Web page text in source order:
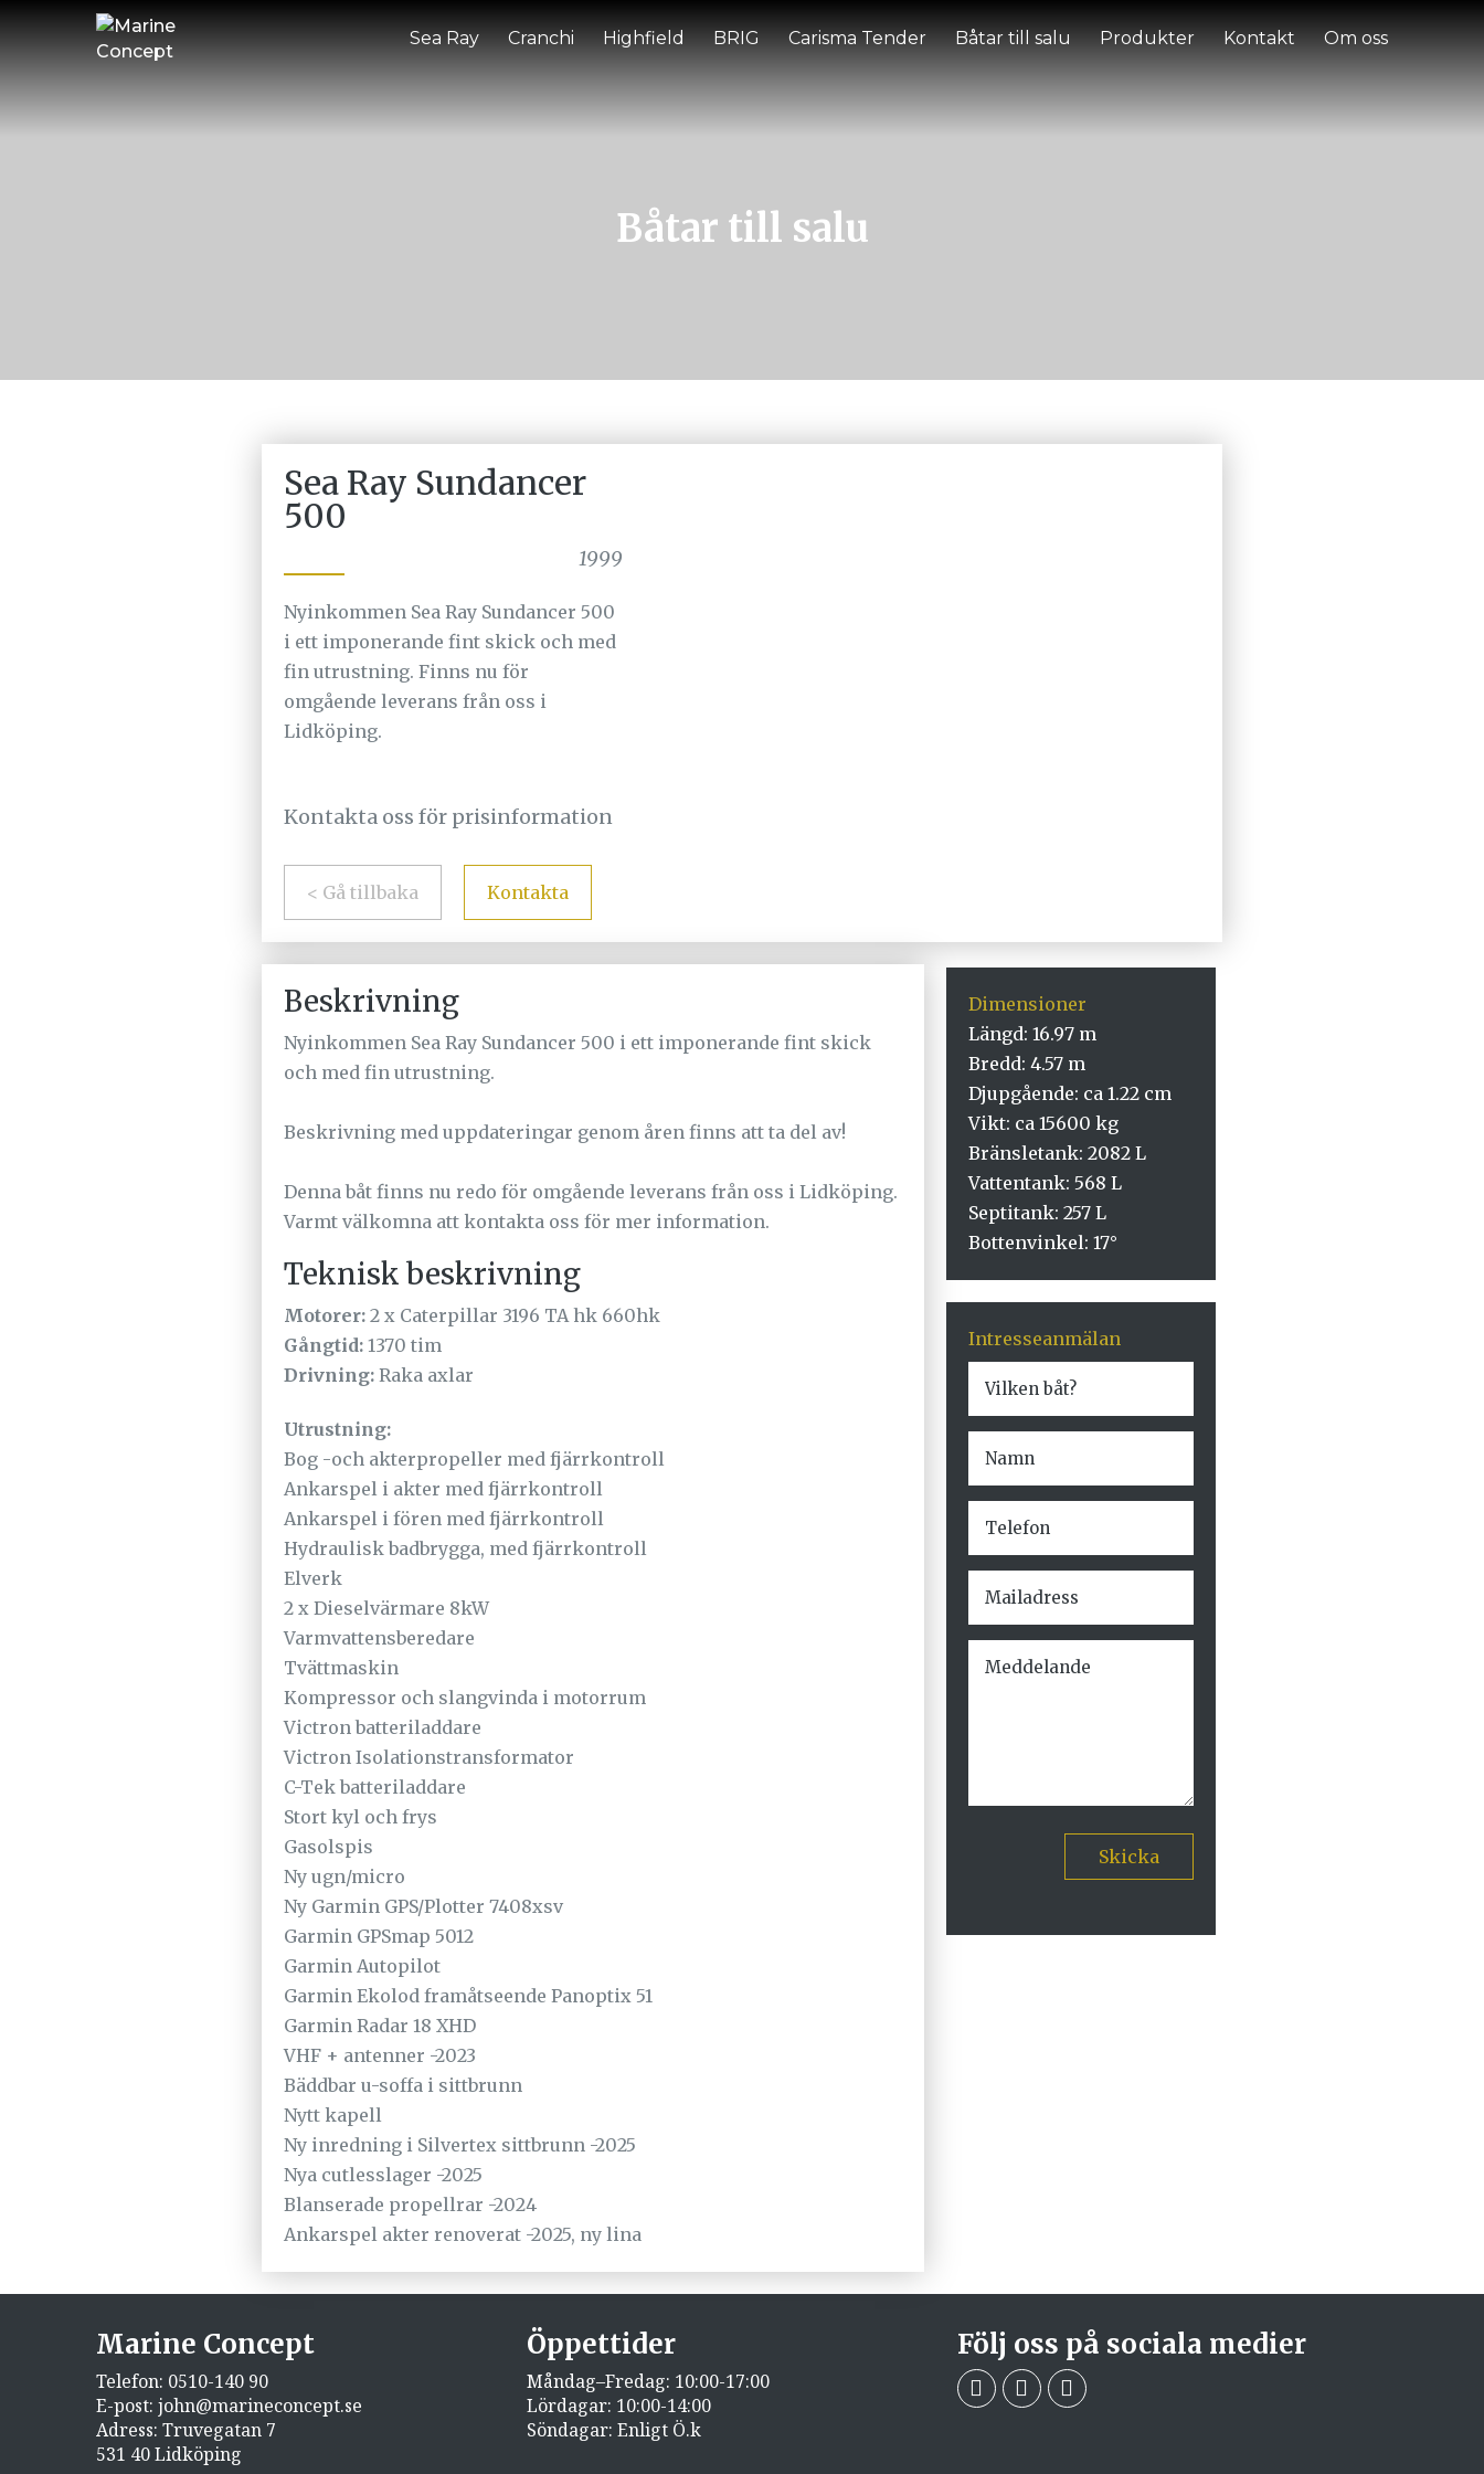
Sea Ray Cranchi Highfield BRIG Carisma Tender Båtar till salu Produkter Kontakt Om oss
Båtar till salu
Sea Ray Sundancer
500
1999
Nyinkommen Sea Ray Sundancer 500
i ett imponerande fint skick och med
fin utrustning. Finns nu för
omgående leverans från oss i
Lidköping.
Kontakta oss för prisinformation
< Gå tillbaka Kontakta
Beskrivning
Nyinkommen Sea Ray Sundancer 500 i ett imponerande fint skick
och med fin utrustning.
Beskrivning med uppdateringar genom åren finns att ta del av!
Denna båt finns nu redo för omgående leverans från oss i Lidköping.
Varmt välkomna att kontakta oss för mer information.
Teknisk beskrivning
Motorer: 2 x Caterpillar 3196 TA hk 660hk
Gångtid: 1370 tim
Drivning: Raka axlar
Utrustning:
Bog -och akterpropeller med fjärrkontroll
Ankarspel i akter med fjärrkontroll
Ankarspel i fören med fjärrkontroll
Hydraulisk badbrygga, med fjärrkontroll
Elverk
2 x Dieselvärmare 8kW
Varmvattensberedare
Tvättmaskin
Kompressor och slangvinda i motorrum
Victron batteriladdare
Victron Isolationstransformator
C-Tek batteriladdare
Stort kyl och frys
Gasolspis
Ny ugn/micro
Ny Garmin GPS/Plotter 7408xsv
Garmin GPSmap 5012
Garmin Autopilot
Garmin Ekolod framåtseende Panoptix 51
Garmin Radar 18 XHD
VHF + antenner -2023
Bäddbar u-soffa i sittbrunn
Nytt kapell
Ny inredning i Silvertex sittbrunn -2025
Nya cutlesslager -2025
Blanserade propellrar -2024
Ankarspel akter renoverat -2025, ny lina
Dimensioner
Längd: 16.97 m
Bredd: 4.57 m
Djupgående: ca 1.22 cm
Vikt: ca 15600 kg
Bränsletank: 2082 L
Vattentank: 568 L
Septitank: 257 L
Bottenvinkel: 17°
Intresseanmälan
Skicka
Marine Concept
Telefon: 0510-140 90
E-post: john@marineconcept.se
Adress: Truvegatan 7
531 40 Lidköping
Öppettider
Måndag–Fredag: 10:00-17:00
Lördagar: 10:00-14:00
Söndagar: Enligt Ö.k
Följ oss på sociala medier